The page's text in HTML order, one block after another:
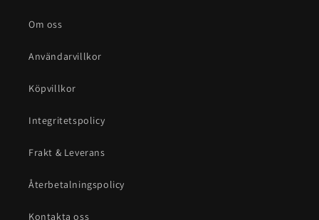
Om oss
Användarvillkor
Köpvillkor
Integritetspolicy
Frakt & Leverans
Återbetalningspolicy
Kontakta oss